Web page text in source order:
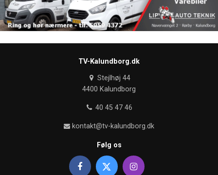
TV-Kalundborg.dk
Stejlhøj 44
4400 Kalundborg
40 45 47 46
kontakt@tv-kalundborg.dk
Følg os